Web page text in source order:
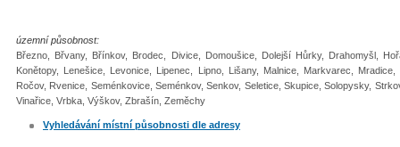
územní působnost:
Březno, Břvany, Břínkov, Brodec, Divice, Domoušice, Dolejší Hůrky, Drahomyšl,
Konětopy, Lenešice, Levonice, Lipenec, Lipno, Lišany, Malnice, Markvarec,
Ročov, Rvenice, Seménkovice, Seménkov, Senkov, Seletice, Skupice, Solopysky,
Vinařice, Vrbka, Výškov, Zbrašín, Zeměchy
Vyhledávání místní působnosti dle adresy